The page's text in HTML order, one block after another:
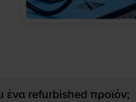
ένα refurbished προϊόν;